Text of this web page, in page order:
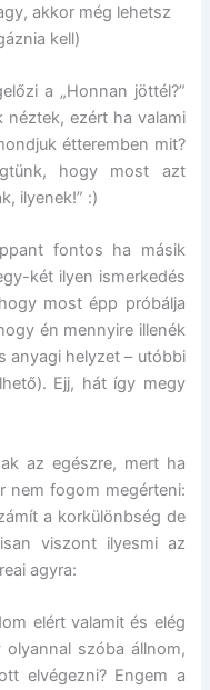
akkor még lehetsz
kell)
a „Honnan jöttél?”
néztek, ezért ha valami
étteremben mit?
hogy most azt
ilyenek!” :)
fontos ha másik
két ilyen ismerkedés
most épp próbálja
én mennyire illenék
anyagi helyzet – utóbbi
Ejj, hát így megy
az egészre, mert ha
nem fogom megérteni:
a korkülönbség de
viszont ilyesmi az
agyra:
elért valamit és elég
szóba állnom,
elvégezni? Engem a